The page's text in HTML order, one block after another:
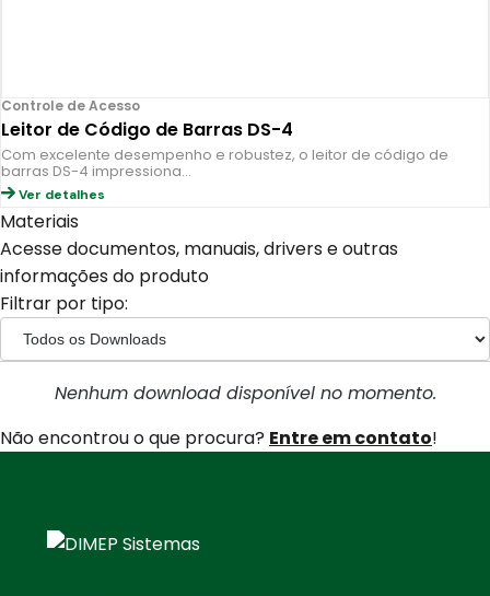
Controle de Acesso
Leitor de Código de Barras DS-4
Com excelente desempenho e robustez, o leitor de código de
barras DS-4 impressiona…
Ver detalhes
Materiais
Acesse documentos, manuais, drivers e outras
informações do produto
Filtrar por tipo:
Nenhum download disponível no momento.
Não encontrou o que procura? Entre em contato!